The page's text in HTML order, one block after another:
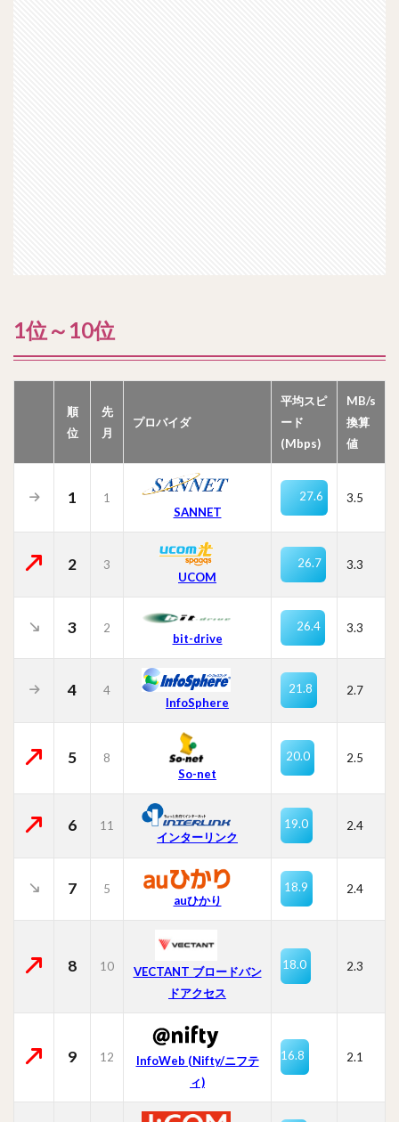
1位～10位
順
位
先
月
プロバイダ
平均スピ
ード
(Mbps)
MB/s
換算
値
1
1
SANNET
27.6 3.5
2
3
UCOM
26.7 3.3
3 2
bit-drive
26.4 3.3
4
4
InfoSphere
21.8 2.7
5
8
So-net
20.0 2.5
6
11
インターリンク
19.0 2.4
7
5
auひかり
18.9 2.4
8 10
VECTANT ブロードバン
ドアクセス
18.0 2.3
9 12
InfoWeb (Nifty/ニフテ
ィ)
16.8 2.1